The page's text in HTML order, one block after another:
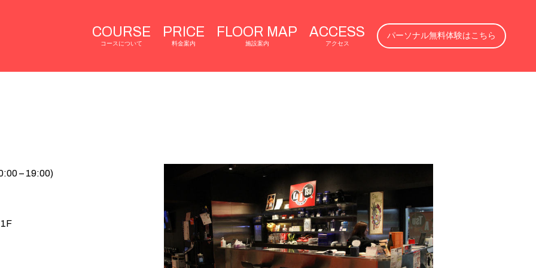
COURSE
コースについて
PRICE
料金案内
FLOOR MAP
施設案内
ACCESS
アクセス
パーソナル無料体験はこちら
– 19:00)